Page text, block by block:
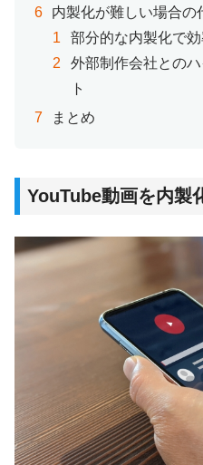
内製化が難しい場合の
部分的な内製化で
外部制作会社との
ト
まとめ
YouTube動画を内製